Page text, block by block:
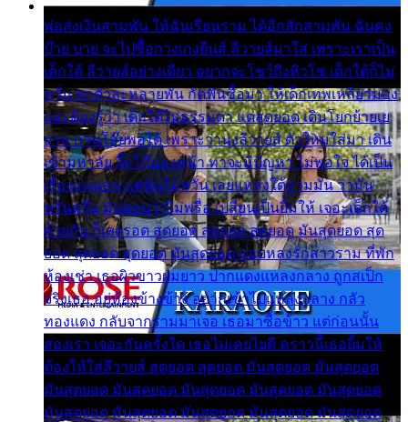
พ่อส่งเงินสามพัน ให้ฉันเรียนราม ได้อีกสักสามพัน ฉันคง
บ๊าย บาย จะไปซื้อกางเกงยีนส์ ลีวายส์มาใส่ เพราะเราเป็น
เด็กใต้ ลีวายส์อย่างเดียว อยากจะโชว์ถึงหิวโซ เด็กใต้ก็ไม่
หวั่น ตกตัวละหลายพัน กัดฟันซื้อมา ให้เด็กเทพเหลียวมอง
และต้องรู้ว่า เด็กใต้ไม่ธรรมดา แต่สุดยอด เดินโยกย้ายเย
ยวน กวนโอ๊ยพอได้ เพราะว่านุ่งลีวายส์ ตัวใหม่ใส่มา เดิน
เข้ามหาลัย จิ๊กโก๊มองหน้า ท่าจะมีปัญหา ไม่พอใจ ได้เป็น
เรื่องแน่นอน แต่ฉันไม่หวั่น เลยแหลงใต้ถามมัน ว่ามัน
พรั่นพรือ มันตอบว่าไม่พรื่อ เปลี่ยนเป็นยิ้มให้ เจอะเด็กใต้
ด้วยกัน ก็เลยรอด สุดยอด สุดยอด สุดยอด มันสุดยอด สุด
ยอด สุดยอด สุดยอด มันสุดยอด แอบหลงรักสาวราม ที่พัก
ห้องเช่า เธอผิวขาวผมยาว ปากแดงแหลงกลาง ถูกสเป็ก
จริงเธอ อยู่ห้องข้างข้าง อยากเข้าไปแหลงกลาง กลัว
ทองแดง กลับจากรามมาเจอ เธอมาซื้อข้าว แต่ก่อนนั้น
สองเรา เจอะกันครั้งใด เธอไม่เคยไยดี คราวนี้เธอยิ้มให้
ต้องให้ใส่ลีวายส์ สุดยอด สุดยอด มันสุดยอด มันสุดยอด
มันสุดยอด มันสุดยอด มันสุดยอด มันสุดยอด มันสุดยอด
มันสุดยอด มันสุดยอด มันสุดยอด มันสุดยอด มันสุดยอด